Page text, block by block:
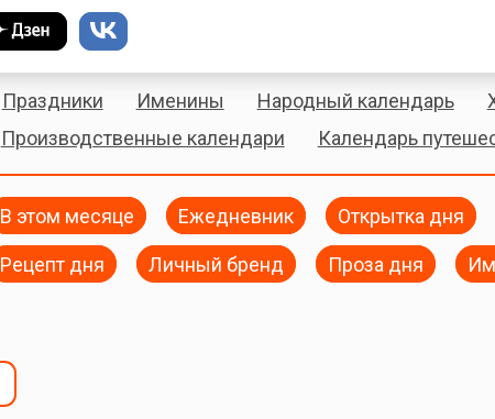
Праздники Именины Народный календарь
Производственные календари Календарь
В этом месяце Ежедневник Открытка дня
Рецепт дня Личный бренд Проза дня